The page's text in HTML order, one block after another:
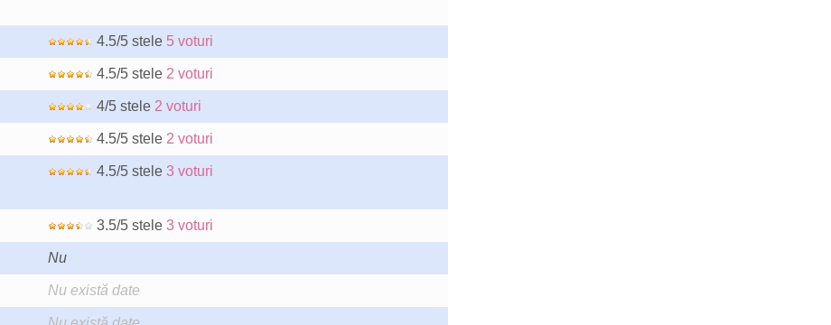
4.5/5 stele 5 voturi
4.5/5 stele 2 voturi
4/5 stele 2 voturi
4.5/5 stele 2 voturi
4.5/5 stele 3 voturi
3.5/5 stele 3 voturi
Nu
Nu există date